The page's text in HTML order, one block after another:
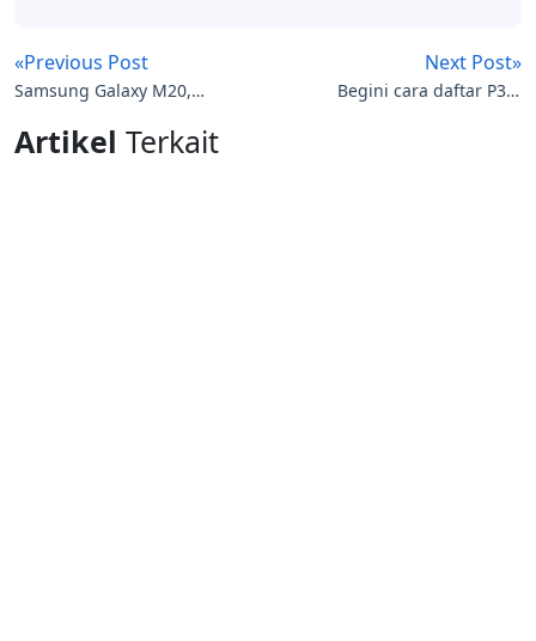
«Previous Post
Samsung Galaxy M20,
Mulai Rp. 1,5 jutaan
Next Post»
Begini cara daftar P3K,
Artikel Terkait